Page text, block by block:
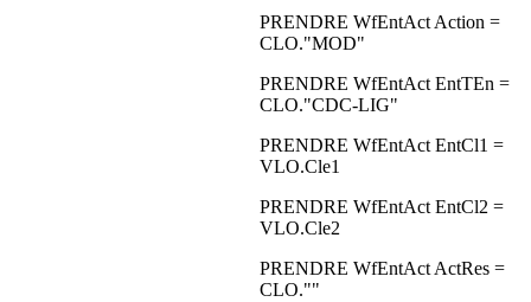
PRENDRE WfEntAct Action =
CLO."MOD"
PRENDRE WfEntAct EntTEn =
CLO."CDC-LIG"
PRENDRE WfEntAct EntCl1 =
VLO.Cle1
PRENDRE WfEntAct EntCl2 =
VLO.Cle2
PRENDRE WfEntAct ActRes =
CLO.""